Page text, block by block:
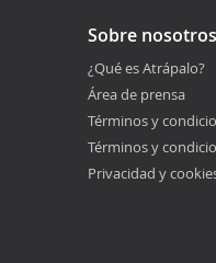
Sobre nosotros
¿Qué es Atrápalo?
Área de prensa
Términos y
Términos y
Privacidad y